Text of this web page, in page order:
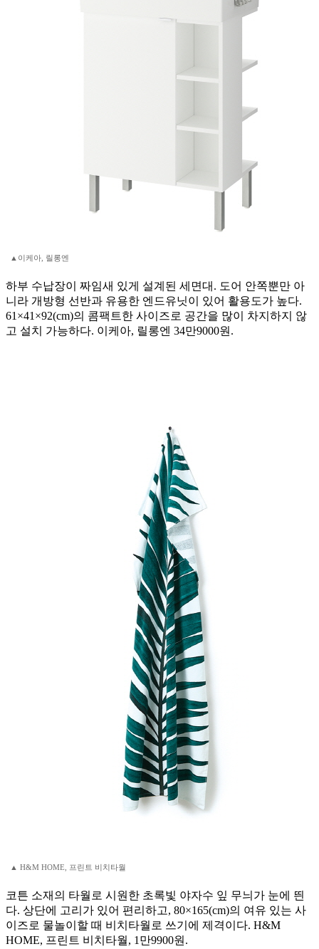
▲이케아, 릴롱엔
하부 수납장이 짜임새 있게 설계된 세면대. 도어 안쪽뿐만 아
니라 개방형 선반과 유용한 엔드유닛이 있어 활용도가 높다.
61×41×92(cm)의 콤팩트한 사이즈로 공간을 많이 차지하지 않
고 설치 가능하다. 이케아, 릴롱엔 34만9000원.
▲ H&M HOME, 프린트 비치타월
코튼 소재의 타월로 시원한 초록빛 야자수 잎 무늬가 눈에 띈
다. 상단에 고리가 있어 편리하고, 80×165(cm)의 여유 있는 사
이즈로 물놀이할 때 비치타월로 쓰기에 제격이다. H&M
HOME, 프린트 비치타월, 1만9900원.